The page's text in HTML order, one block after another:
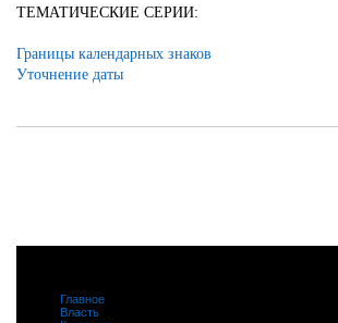
ТЕМАТИЧЕСКИЕ СЕРИИ:
Границы календарных знаков
Уточнение даты
Главное
Власть